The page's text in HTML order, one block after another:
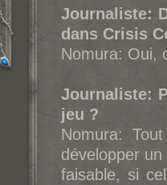
Journaliste:
dans Crisis
Nomura: Oui,
Journaliste:
jeu ?
Nomura:
développer
faisable, si